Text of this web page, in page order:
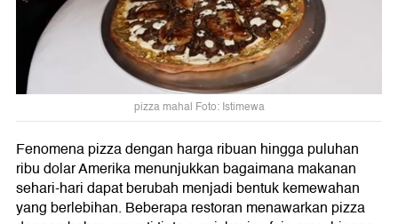
pizza mahal Foto: Istimewa
Fenomena pizza dengan harga ribuan hingga puluhan
ribu dolar Amerika menunjukkan bagaimana makanan
sehari-hari dapat berubah menjadi bentuk kemewahan
yang berlebihan. Beberapa restoran menawarkan pizza